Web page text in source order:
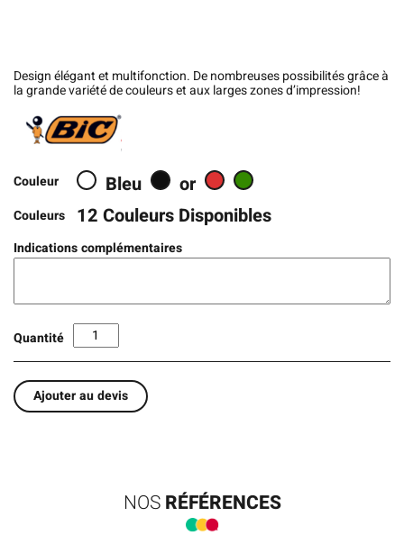
Design élégant et multifonction. De nombreuses possibilités grâce à
la grande variété de couleurs et aux larges zones d’impression!
Couleur Bleu or
Couleurs 12 Couleurs Disponibles
Indications complémentaires
Quantité
Ajouter au devis
NOSRÉFÉRENCES